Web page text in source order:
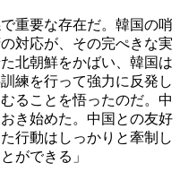
重要な存在だ。韓国の哨
対応が、その完ぺきな実
北朝鮮をかばい、韓国は
練を行って強力に反発し
ることを悟ったのだ。中
き始めた。中国との友好
行動はしっかりと牽制し
ができる」